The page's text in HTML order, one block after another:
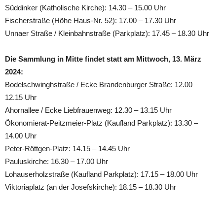
Süddinker (Katholische Kirche): 14.30 – 15.00 Uhr
Fischerstraße (Höhe Haus-Nr. 52): 17.00 – 17.30 Uhr
Unnaer Straße / Kleinbahnstraße (Parkplatz): 17.45 – 18.30 Uhr
Die Sammlung in Mitte findet statt am Mittwoch, 13. März
2024:
Bodelschwinghstraße / Ecke Brandenburger Straße: 12.00 –
12.15 Uhr
Ahornallee / Ecke Liebfrauenweg: 12.30 – 13.15 Uhr
Ökonomierat-Peitzmeier-Platz (Kaufland Parkplatz): 13.30 –
14.00 Uhr
Peter-Röttgen-Platz: 14.15 – 14.45 Uhr
Pauluskirche: 16.30 – 17.00 Uhr
Lohauserholzstraße (Kaufland Parkplatz): 17.15 – 18.00 Uhr
Viktoriaplatz (an der Josefskirche): 18.15 – 18.30 Uhr